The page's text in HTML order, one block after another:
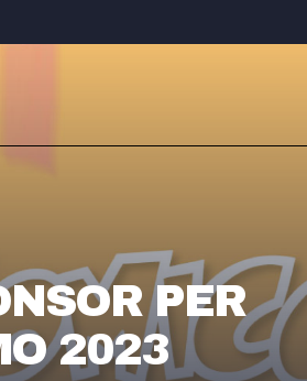
PER
2023